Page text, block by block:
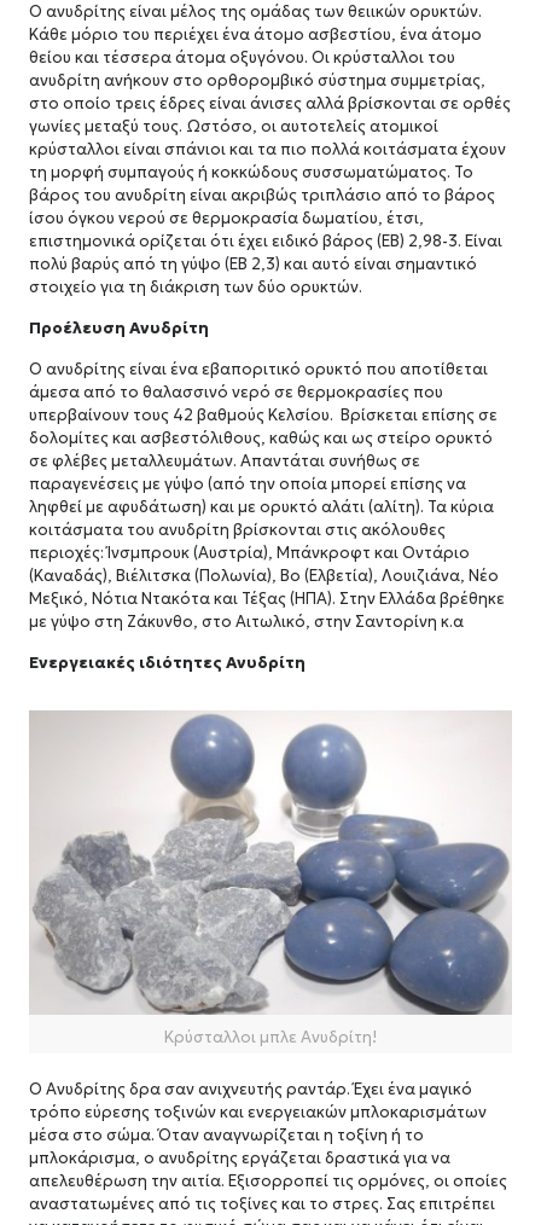
Ο ανυδρίτης είναι μέλος της ομάδας των θειικών ορυκτών.
Κάθε μόριο του περιέχει ένα άτομο ασβεστίου, ένα άτομο
θείου και τέσσερα άτομα οξυγόνου. Οι κρύσταλλοι του
ανυδρίτη ανήκουν στο ορθορομβικό σύστημα συμμετρίας,
στο οποίο τρεις έδρες είναι άνισες αλλά βρίσκονται σε ορθές
γωνίες μεταξύ τους. Ωστόσο, οι αυτοτελείς ατομικοί
κρύσταλλοι είναι σπάνιοι και τα πιο πολλά κοιτάσματα έχουν
τη μορφή συμπαγούς ή κοκκώδους συσσωματώματος. Το
βάρος του ανυδρίτη είναι ακριβώς τριπλάσιο από το βάρος
ίσου όγκου νερού σε θερμοκρασία δωματίου, έτσι,
επιστημονικά ορίζεται ότι έχει ειδικό βάρος (ΕΒ) 2,98-3. Είναι
πολύ βαρύς από τη γύψο (ΕΒ 2,3) και αυτό είναι σημαντικό
στοιχείο για τη διάκριση των δύο ορυκτών.
Προέλευση Ανυδρίτη
Ο ανυδρίτης είναι ένα εβαποριτικό ορυκτό που αποτίθεται
άμεσα από το θαλασσινό νερό σε θερμοκρασίες που
υπερβαίνουν τους 42 βαθμούς Κελσίου. Βρίσκεται επίσης σε
δολομίτες και ασβεστόλιθους, καθώς και ως στείρο ορυκτό
σε φλέβες μεταλλευμάτων. Απαντάται συνήθως σε
παραγενέσεις με γύψο (από την οποία μπορεί επίσης να
ληφθεί με αφυδάτωση) και με ορυκτό αλάτι (αλίτη). Τα κύρια
κοιτάσματα του ανυδρίτη βρίσκονται στις ακόλουθες
περιοχές: Ίνσμπρουκ (Αυστρία), Μπάνκροφτ και Οντάριο
(Καναδάς), Βιέλιτσκα (Πολωνία), Βο (Ελβετία), Λουιζιάνα, Νέο
Μεξικό, Νότια Ντακότα και Τέξας (ΗΠΑ). Στην Ελλάδα βρέθηκε
με γύψο στη Ζάκυνθο, στο Αιτωλικό, στην Σαντορίνη κ.α
Ενεργειακές ιδιότητες Ανυδρίτη
Κρύσταλλοι μπλε Ανυδρίτη!
Ο Ανυδρίτης δρα σαν ανιχνευτής ραντάρ.Έχει ένα μαγικό
τρόπο εύρεσης τοξινών και ενεργειακών μπλοκαρισμάτων
μέσα στο σώμα.Όταν αναγνωρίζεται η τοξίνη ή το
μπλοκάρισμα, ο ανυδρίτης εργάζεται δραστικά για να
απελευθέρωση την αιτία.Εξισορροπεί τις ορμόνες, οι οποίες
αναστατωμένες από τις τοξίνες και το στρες. Σας επιτρέπει